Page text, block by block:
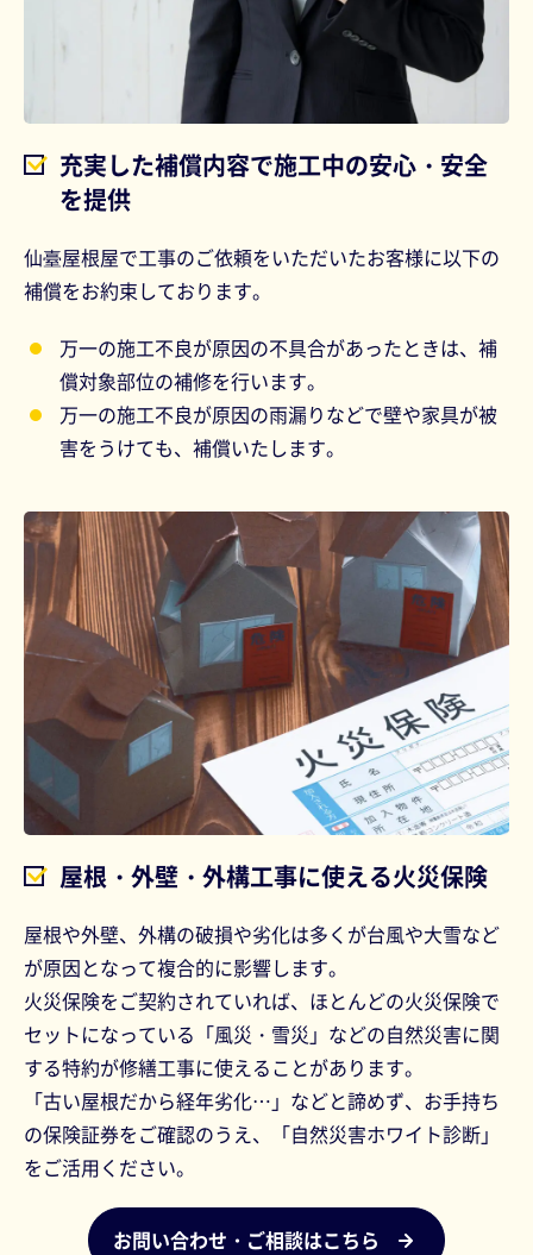
充実した補償内容で施工中の安心・安全
を提供
仙臺屋根屋で工事のご依頼をいただいたお客様に以下の
補償をお約束しております。
万一の施工不良が原因の不具合があったときは、補
償対象部位の補修を行います。
万一の施工不良が原因の雨漏りなどで壁や家具が被
害をうけても、補償いたします。
屋根・外壁・外構工事に使える火災保険
屋根や外壁、外構の破損や劣化は多くが台風や大雪など
が原因となって複合的に影響します。
火災保険をご契約されていれば、ほとんどの火災保険で
セットになっている「風災・雪災」などの自然災害に関
する特約が修繕工事に使えることがあります。
「古い屋根だから経年劣化…」などと諦めず、お手持ち
の保険証券をご確認のうえ、「自然災害ホワイト診断」
をご活用ください。
お問い合わせ・ご相談はこちら